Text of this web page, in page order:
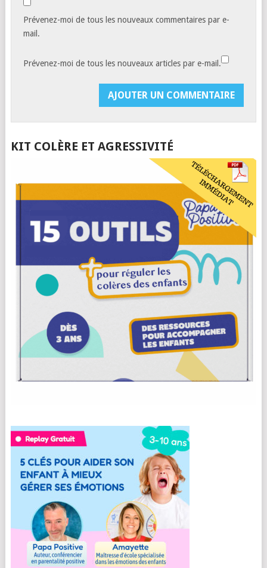
Prévenez-moi de tous les nouveaux commentaires par e-
mail.
Prévenez-moi de tous les nouveaux articles par e-mail.
KIT COLÈRE ET AGRESSIVITÉ